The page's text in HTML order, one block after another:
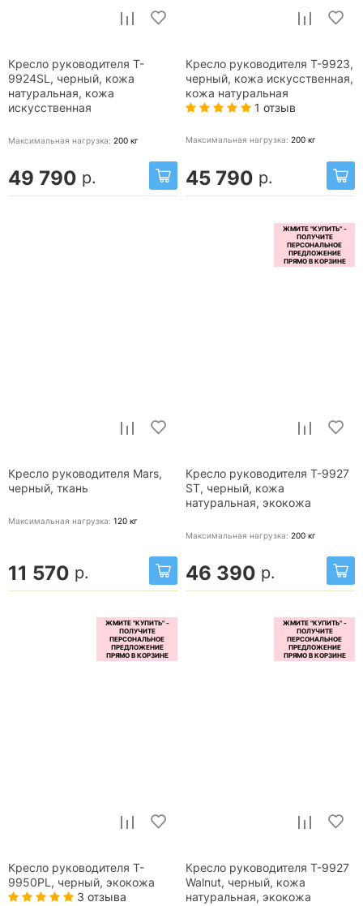
Кресло руководителя T-
9924SL, черный, кожа
натуральная, кожа
искусственная
Максимальная нагрузка: 200 кг
49 790 р.
Кресло руководителя T-9923,
черный, кожа искусственная,
кожа натуральная
1 отзыв
Максимальная нагрузка: 200 кг
45 790 р.
Кресло руководителя Mars,
черный, ткань
Максимальная нагрузка: 120 кг
11 570 р.
Кресло руководителя T-9927
ST, черный, кожа
натуральная, экокожа
Максимальная нагрузка: 200 кг
46 390 р.
Кресло руководителя T-
9950PL, черный, экокожа
3 отзыва
Кресло руководителя T-9927
Walnut, черный, кожа
натуральная, экокожа